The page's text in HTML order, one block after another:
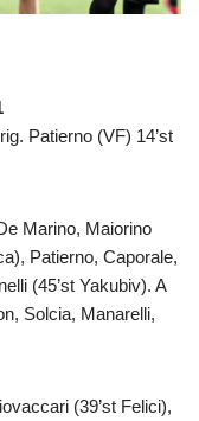
Patierno (VF) 14’st
Marino, Maiorino
Patierno, Caporale,
(45’st Yakubiv). A
Solcia, Manarelli,
(39’st Felici),